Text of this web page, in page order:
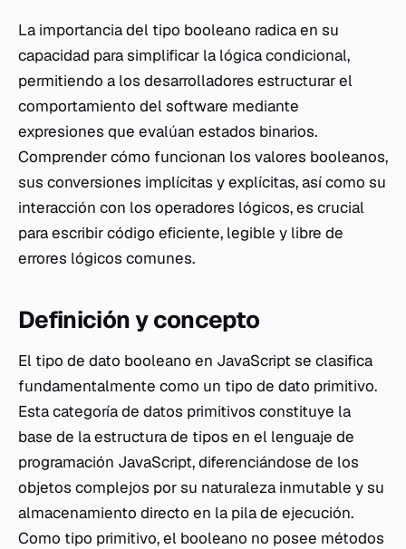
La importancia del tipo booleano radica en su
capacidad para simplificar la lógica condicional,
permitiendo a los desarrolladores estructurar el
comportamiento del software mediante
expresiones que evalúan estados binarios.
Comprender cómo funcionan los valores booleanos,
sus conversiones implícitas y explícitas, así como su
interacción con los operadores lógicos, es crucial
para escribir código eficiente, legible y libre de
errores lógicos comunes.
Definición y concepto
El tipo de dato booleano en JavaScript se clasifica
fundamentalmente como un tipo de dato primitivo.
Esta categoría de datos primitivos constituye la
base de la estructura de tipos en el lenguaje de
programación JavaScript, diferenciándose de los
objetos complejos por su naturaleza inmutable y su
almacenamiento directo en la pila de ejecución.
Como tipo primitivo, el booleano no posee métodos